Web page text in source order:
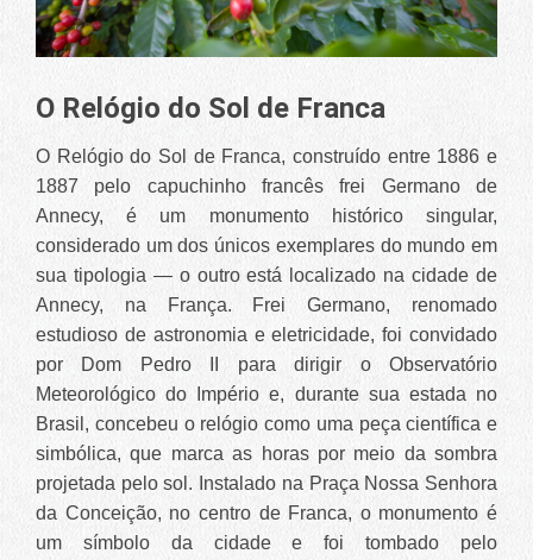
O Relógio do Sol de Franca
O Relógio do Sol de Franca, construído entre 1886 e
1887 pelo capuchinho francês frei Germano de
Annecy, é um monumento histórico singular,
considerado um dos únicos exemplares do mundo em
sua tipologia — o outro está localizado na cidade de
Annecy, na França. Frei Germano, renomado
estudioso de astronomia e eletricidade, foi convidado
por Dom Pedro II para dirigir o Observatório
Meteorológico do Império e, durante sua estada no
Brasil, concebeu o relógio como uma peça científica e
simbólica, que marca as horas por meio da sombra
projetada pelo sol. Instalado na Praça Nossa Senhora
da Conceição, no centro de Franca, o monumento é
um símbolo da cidade e foi tombado pelo